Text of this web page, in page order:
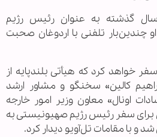
گذشته به عنوان رئیس رژیم
تلفنی با اردوغان صحبت
خواهد کرد که هیأتی بلندپایه از
کالین» سخنگو و مشاور ارشد
اونال» معاون وزیر امور خارجه
برای سفر رئیس‌ رژیم صهیونیستی به
و با مقامات تل‌آویو دیدار کرد.